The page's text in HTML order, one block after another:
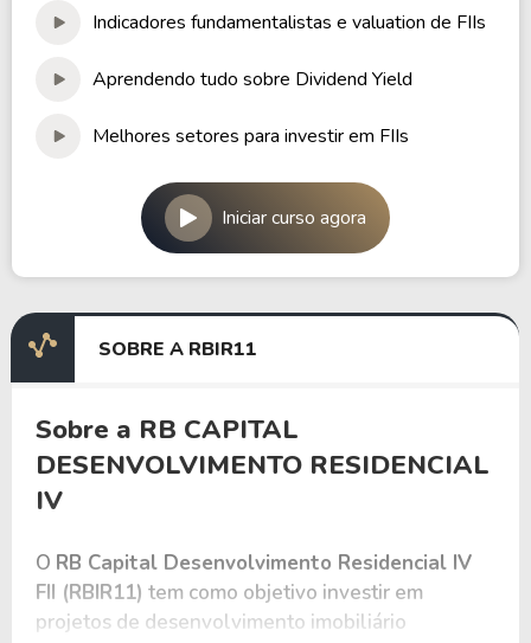
Indicadores fundamentalistas e valuation de FIIs
Aprendendo tudo sobre Dividend Yield
Melhores setores para investir em FIIs
Iniciar curso agora
SOBRE A RBIR11
Sobre a RB CAPITAL
DESENVOLVIMENTO RESIDENCIAL
IV
O RB Capital Desenvolvimento Residencial IV
FII (RBIR11) tem como objetivo investir em
projetos de desenvolvimento imobiliário